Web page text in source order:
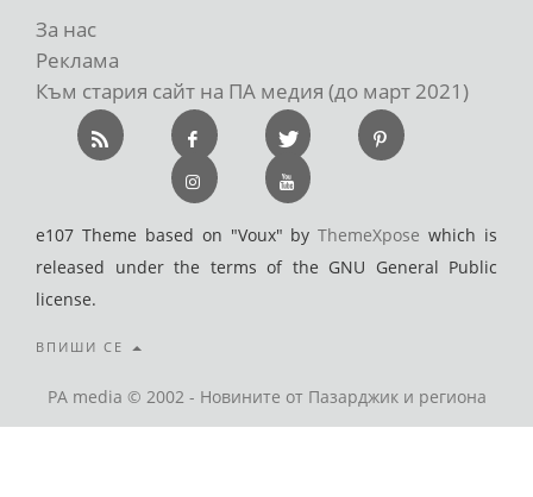
За нас
Реклама
Към стария сайт на ПА медия (до март 2021)
e107 Theme based on "Voux" byThemeXpose which is
released under the terms of the GNU General Public
license.
ВПИШИ СЕ
PA media © 2002 - Новините от Пазарджик и региона